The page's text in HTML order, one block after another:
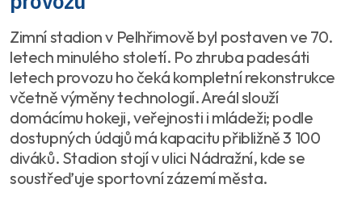
Zimní stadion v Pelhřimově byl postaven ve 70.
letech minulého století. Po zhruba padesáti
letech provozu ho čeká kompletní rekonstrukce
včetně výměny technologií. Areál slouží
domácímu hokeji, veřejnosti i mládeži; podle
dostupných údajů má kapacitu přibližně 3 100
diváků. Stadion stojí v ulici Nádražní, kde se
soustřeďuje sportovní zázemí města.